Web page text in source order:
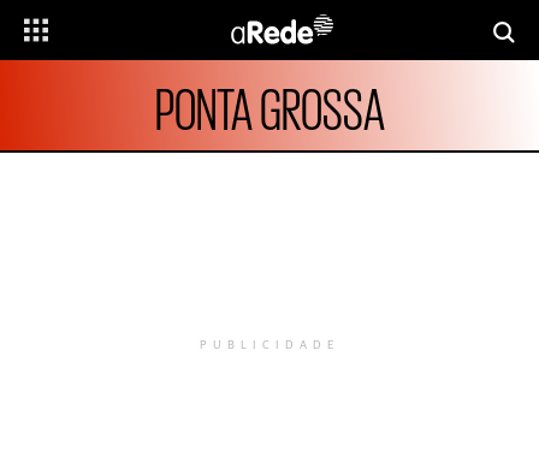
PONTA GROSSA
PUBLICIDADE